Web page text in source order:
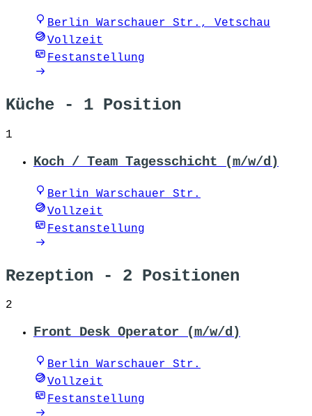
Berlin Warschauer Str., Vetschau
Vollzeit
Festanstellung
Küche - 1 Position
1
Koch / Team Tagesschicht (m/w/d)
Berlin Warschauer Str.
Vollzeit
Festanstellung
Rezeption - 2 Positionen
2
Front Desk Operator (m/w/d)
Berlin Warschauer Str.
Vollzeit
Festanstellung